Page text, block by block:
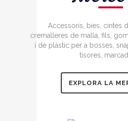
Accessoris, bies, cintes
cremalleres de malla, fils,
i de plàstic per a bosses,
tisores,
EXPLORA LA